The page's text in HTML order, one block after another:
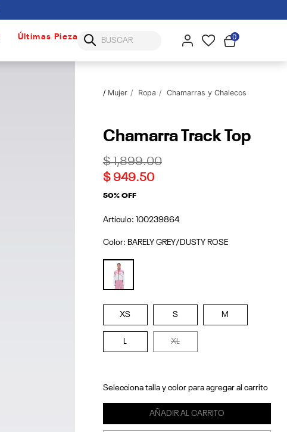
Últimas Piezas 0
Mujer Ropa Chamarras y Chalecos
Chamarra Track Top
Price reduced from
$ 1,899.00to
$ 949.50
50% OFF
Artículo: 100239864
Color: BARELY GREY/DUSTY ROSE
XS S M
L XL
Selecciona talla y color para agregar al carrito
AÑADIR AL CARRITO